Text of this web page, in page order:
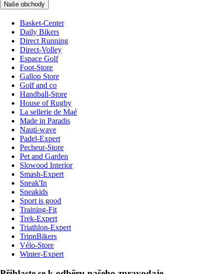
Naše obchody
Basket-Center
Daily Bikers
Direct Running
Direct-Volley
Espace Golf
Foot-Store
Gallop Store
Golf and co
Handball-Store
House of Rugby
La sellerie de Maé
Made in Paradis
Nauti-wave
Padel-Expert
Pecheur-Store
Pet and Garden
Slowood Interior
Smash-Expert
Sneak'In
Sneakids
Sport is good
Training-Fit
Trek-Expert
Triathlon-Expert
TripnBikers
Vélo-Store
Winter-Expert